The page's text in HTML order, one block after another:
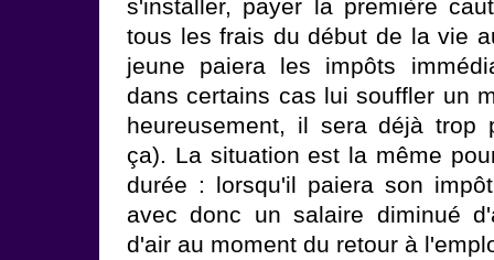
s'installer, payer la première
tous les frais du début de la vie
jeune paiera les impôts
dans certains cas lui souffler un
heureusement, il sera déjà trop
ça). La situation est la même
durée : lorsqu'il paiera son
avec donc un salaire diminué
d'air au moment du retour à